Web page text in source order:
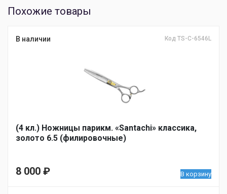
Похожие товары
В наличии Код TS-C-6546L
(4 кл.) Ножницы парикм. «Santachi» классика,
золото 6.5 (филировочные)
8 000 ₽ В корзину